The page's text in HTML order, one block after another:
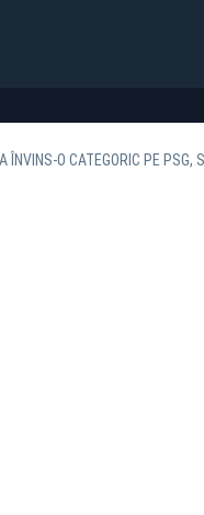
ÎNVINS-O CATEGORIC PE PSG,